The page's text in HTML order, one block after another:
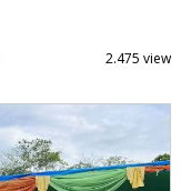
2.475 view